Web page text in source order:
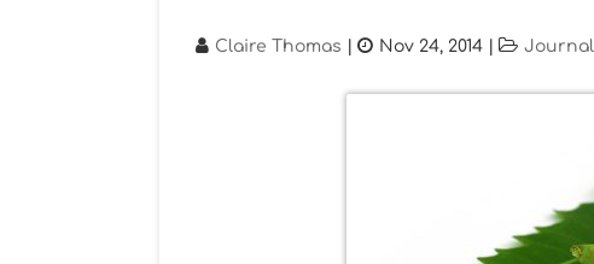
Claire Thomas Nov 24, 2014 Journal